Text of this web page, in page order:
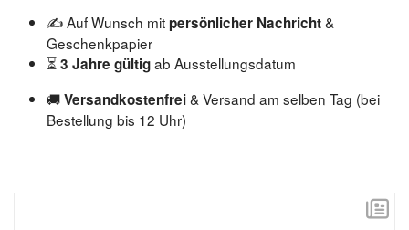
✍️ Auf Wunsch mitpersönlicher Nachricht&
Geschenkpapier
⏳3 Jahre gültigab Ausstellungsdatum
🚚Versandkostenfrei& Versand am selben Tag (bei
Bestellung bis 12 Uhr)